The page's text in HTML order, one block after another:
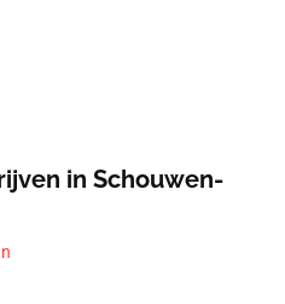
in Schouwen-